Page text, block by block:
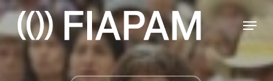
Skip
to
main
content
Menu
Close